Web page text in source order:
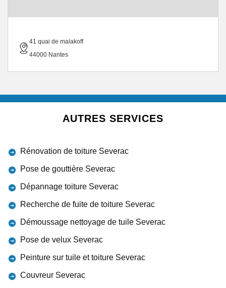
41 quai de malakoff
44000 Nantes
AUTRES SERVICES
Rénovation de toiture Severac
Pose de gouttière Severac
Dépannage toiture Severac
Recherche de fuite de toiture Severac
Démoussage nettoyage de tuile Severac
Pose de velux Severac
Peinture sur tuile et toiture Severac
Couvreur Severac